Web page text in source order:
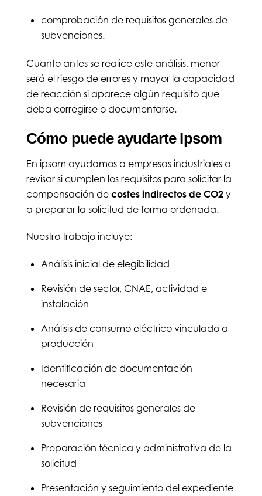
comprobación de requisitos generales de
subvenciones.
Cuanto antes se realice este análisis, menor
será el riesgo de errores y mayor la capacidad
de reacción si aparece algún requisito que
deba corregirse o documentarse.
Cómo puede ayudarte Ipsom
En ipsom ayudamos a empresas industriales a
revisar si cumplen los requisitos para solicitar la
compensación de costes indirectos de CO2y
a preparar la solicitud de forma ordenada.
Nuestro trabajo incluye:
Análisis inicial de elegibilidad
Revisión de sector, CNAE, actividad e
instalación
Análisis de consumo eléctrico vinculado a
producción
Identificación de documentación
necesaria
Revisión de requisitos generales de
subvenciones
Preparación técnica y administrativa de la
solicitud
Presentación y seguimiento del expediente